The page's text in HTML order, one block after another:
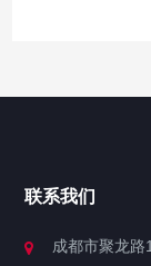
联系我们
成都市聚龙